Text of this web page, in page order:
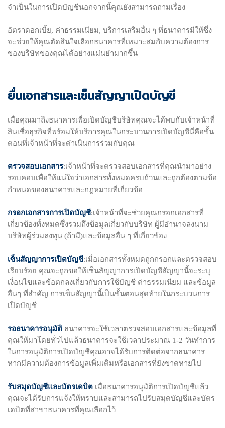
จำเป็นในการเปิดบัญชีนอกจากนี้คุณยังสามารถถามเรื่อง
อัตราดอกเบี้ย, ค่าธรรมเนียม, บริการเสริมอื่น ๆ ที่ธนาคารมีให้ซึ่ง
จะช่วยให้คุณตัดสินใจเลือกธนาคารที่เหมาะสมกับความต้องการ
ของบริษัทของคุณได้อย่างแม่นยำมากขึ้น
ยื่นเอกสารและเซ็นสัญญาเปิดบัญชี
เมื่อคุณมาถึงธนาคารเพื่อเปิดบัญชีบริษัทคุณจะได้พบกับเจ้าหน้าที่
สินเชื่อธุรกิจที่พร้อมให้บริการคุณในกระบวนการเปิดบัญชีนี่คือขั้น
ตอนที่เจ้าหน้าที่จะดำเนินการร่วมกับคุณ
ตรวจสอบเอกสาร:เจ้าหน้าที่จะตรวจสอบเอกสารที่คุณนำมาอย่าง
รอบคอบเพื่อให้แน่ใจว่าเอกสารทั้งหมดครบถ้วนและถูกต้องตามข้อ
กำหนดของธนาคารและกฎหมายที่เกี่ยวข้อ
กรอกเอกสารการเปิดบัญชี:เจ้าหน้าที่จะช่วยคุณกรอกเอกสารที่
เกี่ยวข้องทั้งหมดซึ่งรวมถึงข้อมูลเกี่ยวกับบริษัท ผู้มีอำนาจลงนาม
บริษัทผู้ร่วมลงทุน (ถ้ามี)และข้อมูลอื่น ๆ ที่เกี่ยวข้อง
เซ็นสัญญาการเปิดบัญชี:เมื่อเอกสารทั้งหมดถูกกรอกและตรวจสอบ
เรียบร้อย คุณจะถูกขอให้เซ็นสัญญาการเปิดบัญชีสัญญานี้จะระบุ
เงื่อนไขและข้อตกลงเกี่ยวกับการใช้บัญชี ค่าธรรมเนียม และข้อมูล
อื่นๆ ที่สำคัญ การเซ็นสัญญานี้เป็นขั้นตอนสุดท้ายในกระบวนการ
เปิดบัญชี
รอธนาคารอนุมัติ ธนาคารจะใช้เวลาตรวจสอบเอกสารและข้อมูลที่
คุณให้มาโดยทั่วไปแล้วธนาคารจะใช้เวลาประมาณ 1-2 วันทำการ
ในการอนุมัติการเปิดบัญชีคุณอาจได้รับการติดต่อจากธนาคาร
หากมีความต้องการข้อมูลเพิ่มเติมหรือเอกสารที่ยังขาดหายไป
รับสมุดบัญชีและบัตรเดบิต เมื่อธนาคารอนุมัติการเปิดบัญชีแล้ว
คุณจะได้รับการแจ้งให้ทราบและสามารถไปรับสมุดบัญชีและบัตร
เดบิตที่สาขาธนาคารที่คุณเลือกไว้